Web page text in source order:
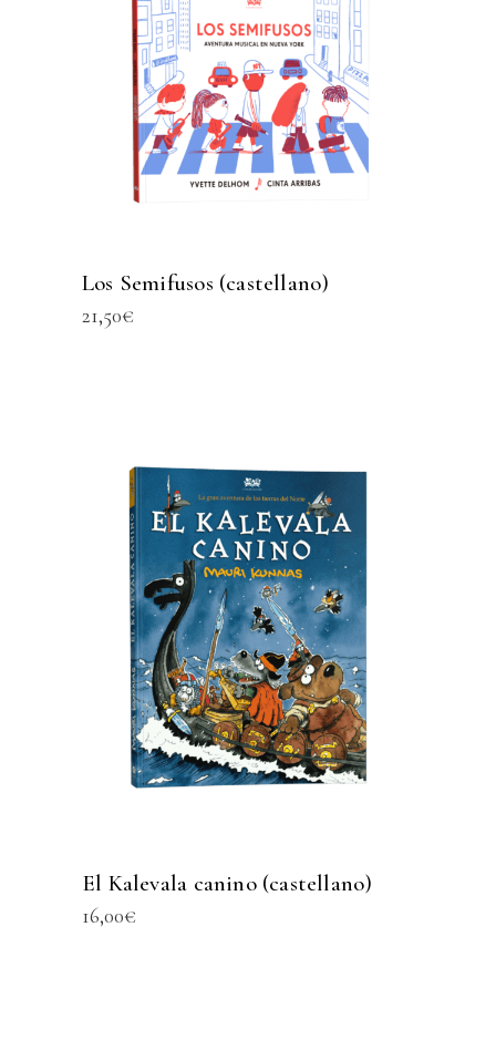
Los Semifusos (castellano)
21,50€
El Kalevala canino (castellano)
16,00€